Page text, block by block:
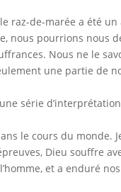
raz-de-marée a été
nous pourrions nous
Nous ne le
une partie de
série
le cours du monde.
Dieu souffre
et a enduré